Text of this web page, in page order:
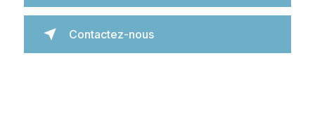
Contactez-nous